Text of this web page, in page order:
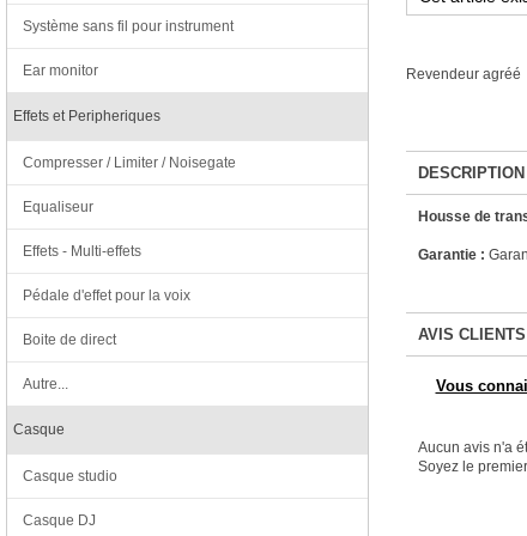
Revendeur agréé
DESCRIPTION
Housse de
Garantie :
AVIS
Vous
Aucun avis n'a
Soyez le
Système sans fil pour instrument
Ear monitor
Effets et Peripheriques
Compresser / Limiter / Noisegate
Equaliseur
Effets - Multi-effets
Pédale d'effet pour la voix
Boite de direct
Autre...
Casque
Casque studio
Casque DJ